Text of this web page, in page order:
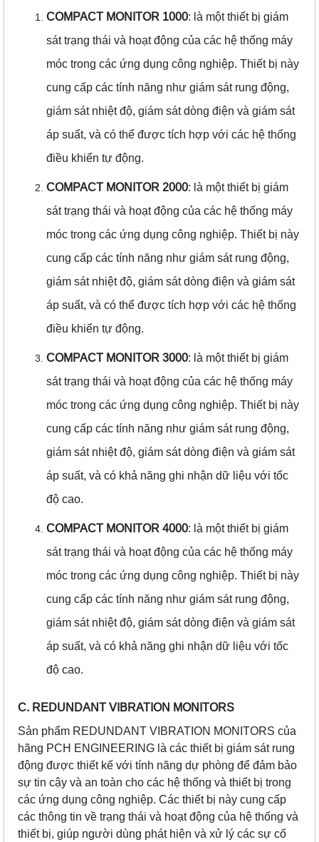
COMPACT MONITOR 1000: là một thiết bị giám
sát trạng thái và hoạt động của các hệ thống máy
móc trong các ứng dụng công nghiệp. Thiết bị này
cung cấp các tính năng như giám sát rung động,
giám sát nhiệt độ, giám sát dòng điện và giám sát
áp suất, và có thể được tích hợp với các hệ thống
điều khiển tự động.
COMPACT MONITOR 2000: là một thiết bị giám
sát trạng thái và hoạt động của các hệ thống máy
móc trong các ứng dụng công nghiệp. Thiết bị này
cung cấp các tính năng như giám sát rung động,
giám sát nhiệt độ, giám sát dòng điện và giám sát
áp suất, và có thể được tích hợp với các hệ thống
điều khiển tự động.
COMPACT MONITOR 3000: là một thiết bị giám
sát trạng thái và hoạt động của các hệ thống máy
móc trong các ứng dụng công nghiệp. Thiết bị này
cung cấp các tính năng như giám sát rung động,
giám sát nhiệt độ, giám sát dòng điện và giám sát
áp suất, và có khả năng ghi nhận dữ liệu với tốc
độ cao.
COMPACT MONITOR 4000: là một thiết bị giám
sát trạng thái và hoạt động của các hệ thống máy
móc trong các ứng dụng công nghiệp. Thiết bị này
cung cấp các tính năng như giám sát rung động,
giám sát nhiệt độ, giám sát dòng điện và giám sát
áp suất, và có khả năng ghi nhận dữ liệu với tốc
độ cao.
C. REDUNDANT VIBRATION MONITORS
Sản phẩm REDUNDANT VIBRATION MONITORS của
hãng PCH ENGINEERING là các thiết bị giám sát rung
động được thiết kế với tính năng dự phòng để đảm bảo
sự tin cậy và an toàn cho các hệ thống và thiết bị trong
các ứng dụng công nghiệp. Các thiết bị này cung cấp
các thông tin về trạng thái và hoạt động của hệ thống và
thiết bị, giúp người dùng phát hiện và xử lý các sự cố